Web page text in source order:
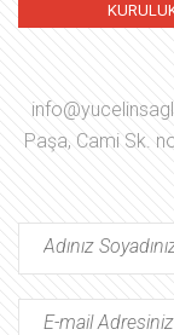
Paşa, Cami Sk.